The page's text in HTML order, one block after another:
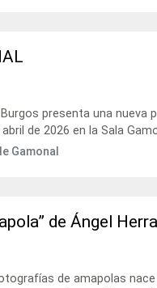
presenta una
de 2026 en la Sala
Gamonal
de Ángel
de amapolas